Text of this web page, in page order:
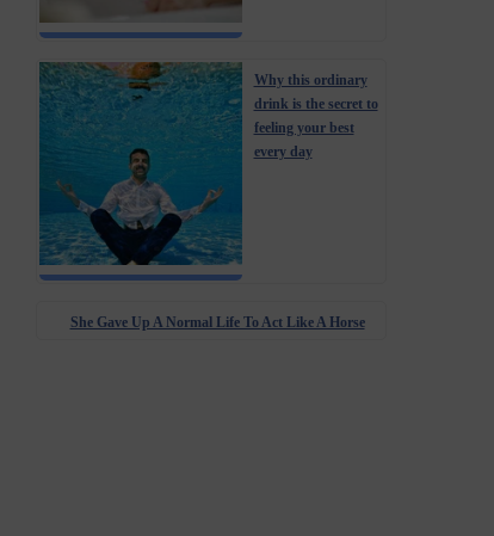
Why this ordinary
drink is the secret to
feeling your best
every day
She Gave Up A Normal Life To Act Like A Horse